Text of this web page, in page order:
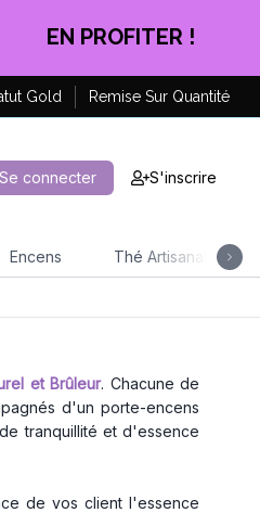
EN PROFITER !
Gold Remise Sur Quantité
Se connecter S'inscrire
Encens Thé Artisanal
et Brûleur. Chacune de
d'un porte-encens
tranquillité et d'essence
de vos client l'essence